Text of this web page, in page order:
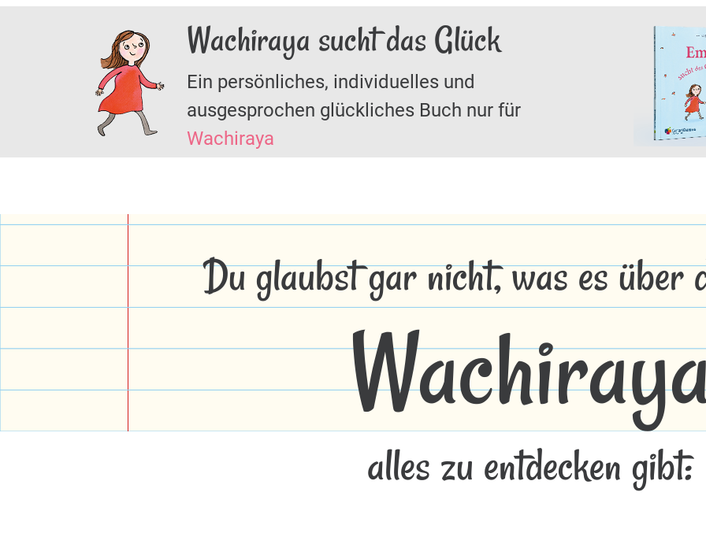
Wachiraya sucht das Glück
Ein persönliches, individuelles und
ausgesprochen glückliches Buch nur für
Wachiraya
Du glaubst gar nicht, was es über
alles zu entdecken gibt: